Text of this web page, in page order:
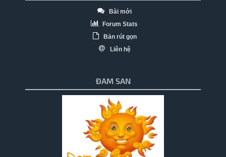
Bài mới
Forum Stats
Bản rút gọn
Liên hệ
ĐAM SAN